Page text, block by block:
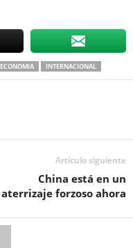
ECONOMIA INTERNACIONAL
Artículo siguiente
China está en un
aterrizaje forzoso ahora